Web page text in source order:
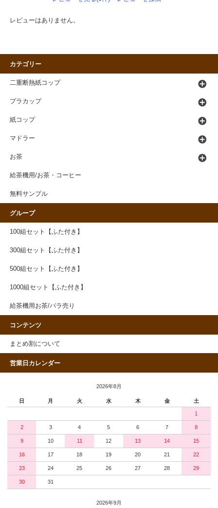
レビューはありません。
カテゴリー
二重断熱紙コップ
プラカップ
紙コップ
マドラー
お茶
給茶機用/お茶・コーヒー
無料サンプル
グループ
100組セット【ふた付き】
300組セット【ふた付き】
500組セット【ふた付き】
1000組セット【ふた付き】
給茶機用お茶/バラ売り
コンテンツ
まとめ割について
営業日カレンダー
2026年8月
日 月 火 水 木 金 土
1
2 3 4 5 6 7 8
9 10 11 12 13 14 15
16 17 18 19 20 21 22
23 24 25 26 27 28 29
30 31
2026年9月